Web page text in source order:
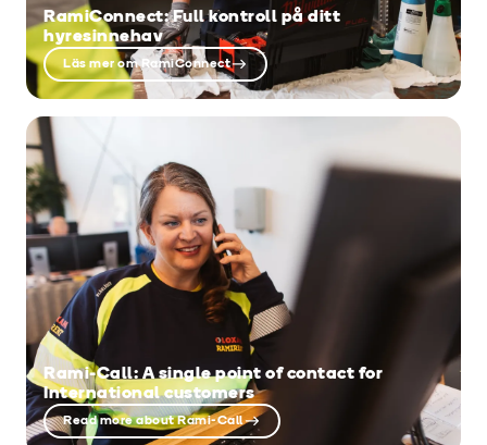
RamiConnect: Full kontroll på ditt
hyresinnehav
Läs mer om RamiConnect
Rami-Call: A single point of contact for
International customers
Read more about Rami-Call